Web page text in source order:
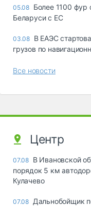
05.08 Более 1100 фур
Беларуси с ЕС
03.08 В ЕАЭС
грузов по
Все новости
Центр
07.08 В Ивановской
порядок 5 км
Кулачево
07.08 Дальнобойщик